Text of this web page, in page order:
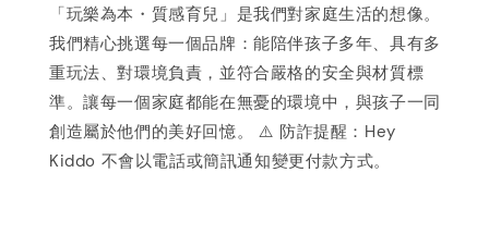
「玩樂為本・質感育兒」是我們對家庭生活的想像。
我們精心挑選每一個品牌：能陪伴孩子多年、具有多
重玩法、對環境負責，並符合嚴格的安全與材質標
準。讓每一個家庭都能在無憂的環境中，與孩子一同
創造屬於他們的美好回憶。 ⚠️ 防詐提醒：Hey
Kiddo 不會以電話或簡訊通知變更付款方式。